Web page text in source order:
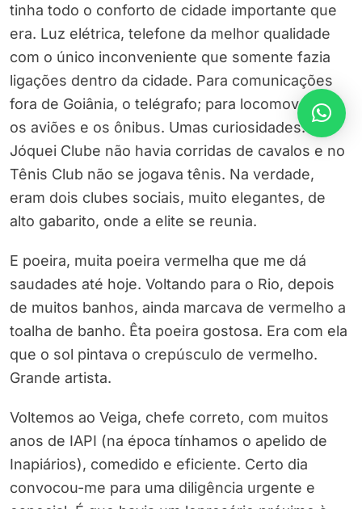
tinha todo o conforto de cidade importante que
era. Luz elétrica, telefone da melhor qualidade
com o único inconveniente que somente fazia
ligações dentro da cidade. Para comunicações
fora de Goiânia, o telégrafo; para locomover-se,
os aviões e os ônibus. Umas curiosidades: no
Jóquei Clube não havia corridas de cavalos e no
Tênis Club não se jogava tênis. Na verdade,
eram dois clubes sociais, muito elegantes, de
alto gabarito, onde a elite se reunia.
E poeira, muita poeira vermelha que me dá
saudades até hoje. Voltando para o Rio, depois
de muitos banhos, ainda marcava de vermelho a
toalha de banho. Êta poeira gostosa. Era com ela
que o sol pintava o crepúsculo de vermelho.
Grande artista.
Voltemos ao Veiga, chefe correto, com muitos
anos de IAPI (na época tínhamos o apelido de
Inapiários), comedido e eficiente. Certo dia
convocou-me para uma diligência urgente e